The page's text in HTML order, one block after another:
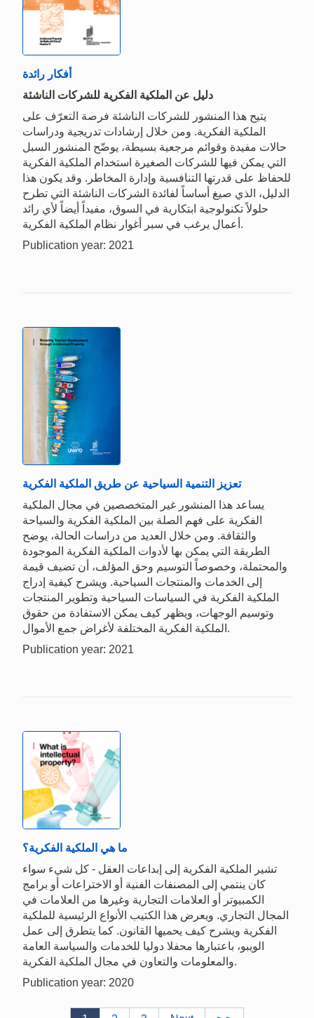
أفكار رائدة
دليل عن الملكية الفكرية للشركات الناشئة
يتيح هذا المنشور للشركات الناشئة فرصة التعرّف على
الملكية الفكرية. ومن خلال إرشادات تدريجية ودراسات
حالات مفيدة وقوائم مرجعية بسيطة، يوضّح المنشور السبل
التي يمكن فيها للشركات الصغيرة استخدام الملكية الفكرية
للحفاظ على قدرتها التنافسية وإدارة المخاطر. وقد يكون هذا
الدليل، الذي صيغ أساساً لفائدة الشركات الناشئة التي تطرح
حلولاً تكنولوجية ابتكارية في السوق، مفيداً أيضاً لأي رائد
أعمال يرغب في سبر أغوار نظام الملكية الفكرية.
Publication year: 2021
تعزيز التنمية السياحية عن طريق الملكية الفكرية
يساعد هذا المنشور غير المتخصصين في مجال الملكية
الفكرية على فهم الصلة بين الملكية الفكرية والسياحة
والثقافة. ومن خلال العديد من دراسات الحالة، يوضح
الطريقة التي يمكن بها لأدوات الملكية الفكرية الموجودة
والمحتملة، وخصوصاً التوسيم وحق المؤلف، أن تضيف قيمة
إلى الخدمات والمنتجات السياحية. ويشرح كيفية إدراج
الملكية الفكرية في السياسات السياحية وتطوير المنتجات
وتوسيم الوجهات، ويظهر كيف يمكن الاستفادة من حقوق
الملكية الفكرية المختلفة لأغراض جمع الأموال.
Publication year: 2021
ما هي الملكية الفكرية؟
تشير الملكية الفكرية إلى إبداعات العقل - كل شيء سواء
كان ينتمي إلى المصنفات الفنية أو الاختراعات أو برامج
الكمبيوتر أو العلامات التجارية وغيرها من العلامات في
المجال التجاري. ويعرض هذا الكتيب الأنواع الرئيسية للملكية
الفكرية ويشرح كيف يحميها القانون. كما يتطرق إلى عمل
الويبو، باعتبارها محفلا دوليا للخدمات والسياسة العامة
والمعلومات والتعاون في مجال الملكية الفكرية.
Publication year: 2020